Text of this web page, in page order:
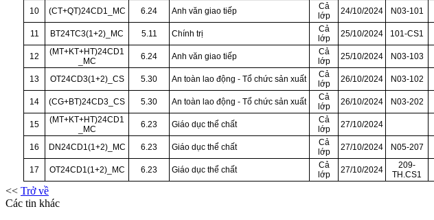
10 (CT+QT)24CD1_MC 6.24 Anh văn giao tiếp
Cả
lớp
24/10/2024 N03-101
11 BT24TC3(1+2)_MC 5.11 Chính trị
Cả
lớp
25/10/2024 101-CS1
12
(MT+KT+HT)24CD1
_MC
6.24 Anh văn giao tiếp
Cả
lớp
25/10/2024 N03-103
13 OT24CD3(1+2)_CS 5.30 An toàn lao động - Tổ chức sản xuất
Cả
lớp
26/10/2024 N03-102
14 (CG+BT)24CD3_CS 5.30 An toàn lao động - Tổ chức sản xuất
Cả
lớp
26/10/2024 N03-202
15
(MT+KT+HT)24CD1
_MC
6.23 Giáo dục thể chất
Cả
lớp
27/10/2024
16 DN24CD1(1+2)_MC 6.23 Giáo dục thể chất
Cả
lớp
27/10/2024 N05-207
17 OT24CD1(1+2)_MC 6.23 Giáo dục thể chất
Cả
lớp
27/10/2024
209-
TH.CS1
<< Trở về
Các tin khác